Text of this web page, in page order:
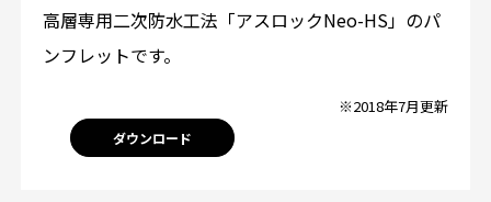
高層専用二次防水工法「アスロックNeo-HS」のパ
ンフレットです。
※2018年7月更新
ダウンロード